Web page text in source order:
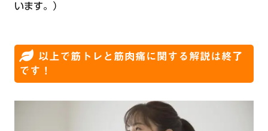
います。）
以上で筋トレと筋肉痛に関する解説は終了
です！